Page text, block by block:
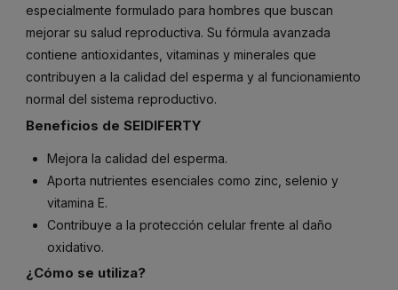
especialmente formulado para hombres que buscan
mejorar su salud reproductiva. Su fórmula avanzada
contiene antioxidantes, vitaminas y minerales que
contribuyen a la calidad del esperma y al funcionamiento
normal del sistema reproductivo.
Beneficios de SEIDIFERTY
Mejora la calidad del esperma.
Aporta nutrientes esenciales como zinc, selenio y
vitamina E.
Contribuye a la protección celular frente al daño
oxidativo.
¿Cómo se utiliza?